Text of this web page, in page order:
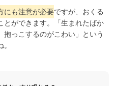
にも注意が必要ですが、おくる
とができます。「生まれたばか
抱っこするのがこわい」という